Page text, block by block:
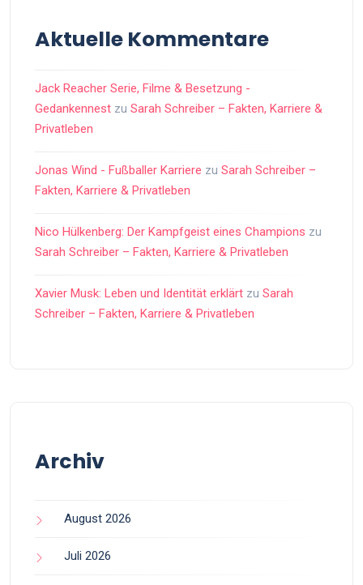
Aktuelle Kommentare
Jack Reacher Serie, Filme & Besetzung -
Gedankennest zu Sarah Schreiber – Fakten, Karriere &
Privatleben
Jonas Wind - Fußballer Karriere zu Sarah Schreiber –
Fakten, Karriere & Privatleben
Nico Hülkenberg: Der Kampfgeist eines Champions zu
Sarah Schreiber – Fakten, Karriere & Privatleben
Xavier Musk: Leben und Identität erklärt zu Sarah
Schreiber – Fakten, Karriere & Privatleben
Archiv
August 2026
Juli 2026